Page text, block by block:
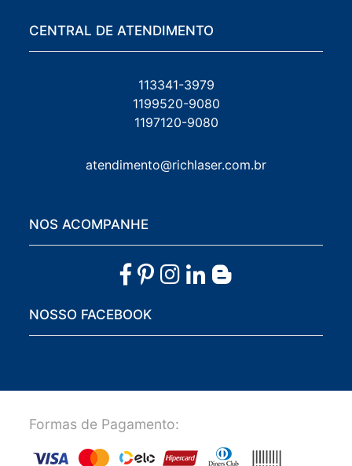
CENTRAL DE ATENDIMENTO
113341-3979
1199520-9080
1197120-9080
atendimento@richlaser.com.br
NOS ACOMPANHE
NOSSO FACEBOOK
Formas de Pagamento: